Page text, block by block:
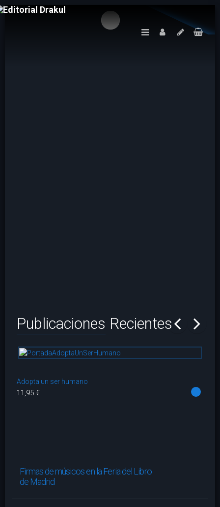
Publicaciones Recientes
Adopta un ser humano
11,95 €
Firmas de músicos en la Feria del Libro
de Madrid